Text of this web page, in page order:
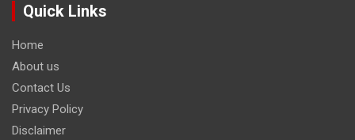
Quick Links
Home
About us
Contact Us
Privacy Policy
Disclaimer